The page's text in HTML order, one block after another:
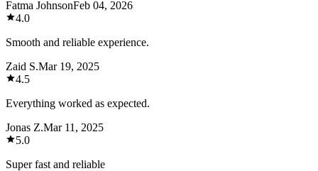
Fatma JohnsonFeb 04, 2026
4.0
Smooth and reliable experience.
Zaid S.Mar 19, 2025
4.5
Everything worked as expected.
Jonas Z.Mar 11, 2025
5.0
Super fast and reliable